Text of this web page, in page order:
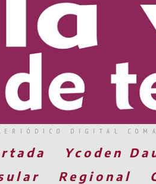
DIGITAL
Ycoden
Regional